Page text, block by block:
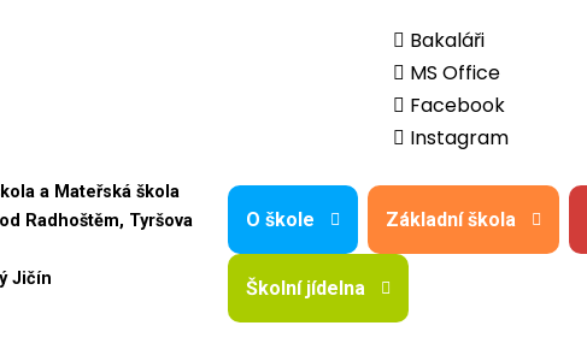
Bakaláři
MS Office
Facebook
Instagram
a Mateřská škola
Radhoštěm, Tyršova
Jičín
O škole Základní škola
Školní jídelna